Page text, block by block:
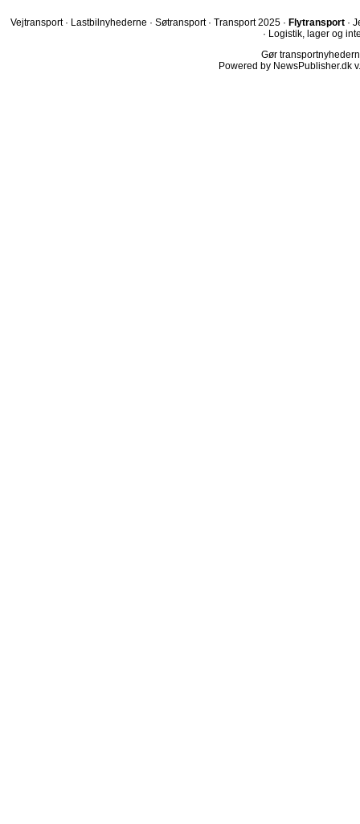
Vejtransport · Lastbilnyhederne · Søtransport · Transport 2025 · Flytransport ·
· Logistik, lager og
Gør
Powered by NewsPublisher.dk